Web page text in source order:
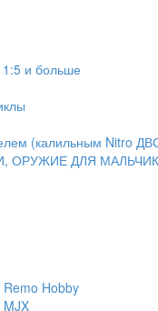
и больше
(калильным Nitro
ОРУЖИЕ ДЛЯ
Hobby
MJX